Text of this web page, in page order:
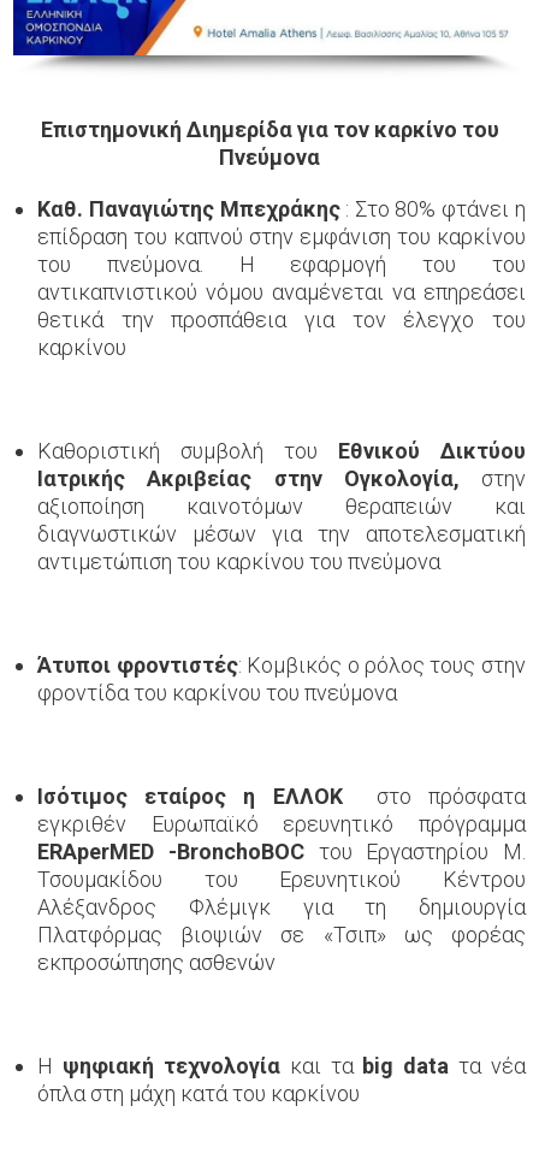
Επιστημονική Διημερίδα για τον καρκίνο του
Πνεύμονα
Καθ. Παναγιώτης Μπεχράκης: Στο 80% φτάνει η
επίδραση του καπνού στην εμφάνιση του καρκίνου
του πνεύμονα. Η εφαρμογή του του
αντικαπνιστικού νόμου αναμένεται να επηρεάσει
θετικά την προσπάθεια για τον έλεγχο του
καρκίνου
Καθοριστική συμβολή του Εθνικού Δικτύου
Ιατρικής Ακριβείας στην Ογκολογία, στην
αξιοποίηση καινοτόμων θεραπειών και
διαγνωστικών μέσων για την αποτελεσματική
αντιμετώπιση του καρκίνου του πνεύμονα
Άτυποι φροντιστές: Κομβικός ο ρόλος τους στην
φροντίδα του καρκίνου του πνεύμονα
Ισότιμος εταίρος η ΕΛΛΟΚστο πρόσφατα
εγκριθέν Ευρωπαϊκό ερευνητικό πρόγραμμα
ΕRAperMED -BronchoBOCτου Εργαστηρίου Μ.
Τσουμακίδου του Ερευνητικού Κέντρου
Αλέξανδρος Φλέμιγκ για τη δημιουργία
Πλατφόρμας βιοψιών σε «Τσιπ» ως φορέας
εκπροσώπησης ασθενών
Η ψηφιακή τεχνολογίακαι τα big data τα νέα
όπλα στη μάχη κατά του καρκίνου